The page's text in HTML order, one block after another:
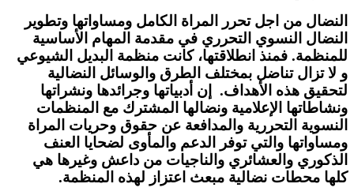
النضال من اجل تحرر المراة الكامل ومساواتها وتطوير
النضال النسوي التحرري في مقدمة المهام الأساسية
للمنظمة. فمنذ انطلاقتها، كانت منظمة البديل الشيوعي
و لا تزال تناضل بمختلف الطرق والوسائل النضالية
لتحقيق هذه الأهداف. إن أدبياتها وجرائدها ونشراتها
ونشاطاتها الإعلامية ونضالها المشترك مع المنظمات
النسوية التحررية والمدافعة عن حقوق وحريات المراة
ومساواتها والتي توفر الدعم والمأوى لضحايا العنف
الذكوري والعشائري والناجيات من داعش وغيرها هي
كلها محطات نضالية مبعث اعتزاز لهذه المنظمة.